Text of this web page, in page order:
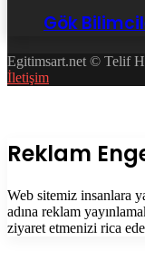
Gök
Egitimsart.net © Telif
İletişim
Kapalı
Reklam
Web sitemiz insanlara
adına reklam
ziyaret etmenizi rica